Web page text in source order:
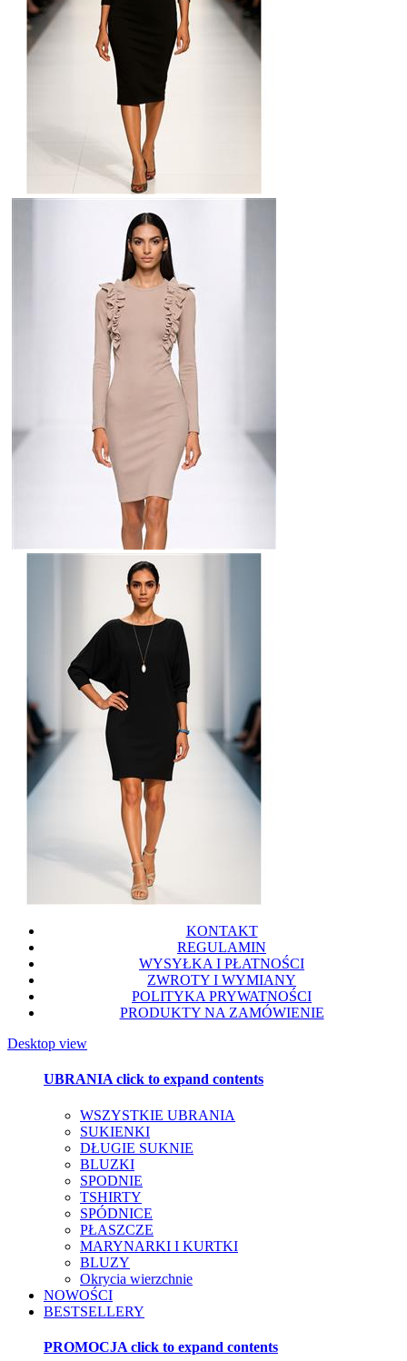
KONTAKT
REGULAMIN
WYSYŁKA I PŁATNOŚCI
ZWROTY I WYMIANY
POLITYKA PRYWATNOŚCI
PRODUKTY NA ZAMÓWIENIE
Desktop view
UBRANIAclick to expand contents
WSZYSTKIE UBRANIA
SUKIENKI
DŁUGIE SUKNIE
BLUZKI
SPODNIE
TSHIRTY
SPÓDNICE
PŁASZCZE
MARYNARKI I KURTKI
BLUZY
Okrycia wierzchnie
NOWOŚCI
BESTSELLERY
PROMOCJA click to expand contents